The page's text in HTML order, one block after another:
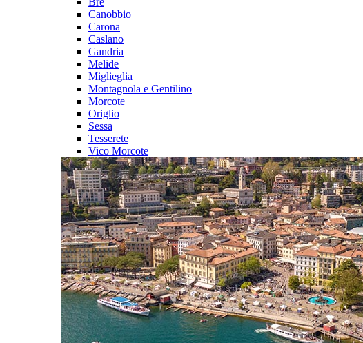
Canobbio
Carona
Caslano
Gandria
Melide
Miglieglia
Montagnola e Gentilino
Morcote
Origlio
Sessa
Tesserete
Vico Morcote